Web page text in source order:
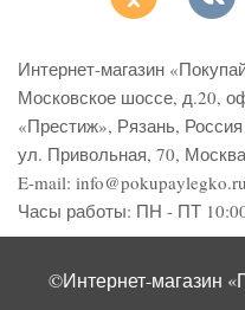
Интернет-магазин
Московское шоссе, д.20,
«Престиж», Рязань, Россия
ул. Привольная, 70,
E-mail: info@pokupaylegko.ru
Часы работы: ПН - ПТ
©Интернет-магазин